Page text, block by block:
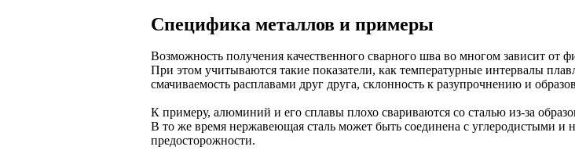
Специфика металлов и примеры
Возможность получения качественного сварного шва во многом зависит от
При этом учитываются такие показатели, как температурные интервалы
смачиваемость расплавами друг друга, склонность к разупрочнению и
К примеру, алюминий и его сплавы плохо свариваются со сталью из-за
В то же время нержавеющая сталь может быть соединена с углеродистыми
предосторожности.